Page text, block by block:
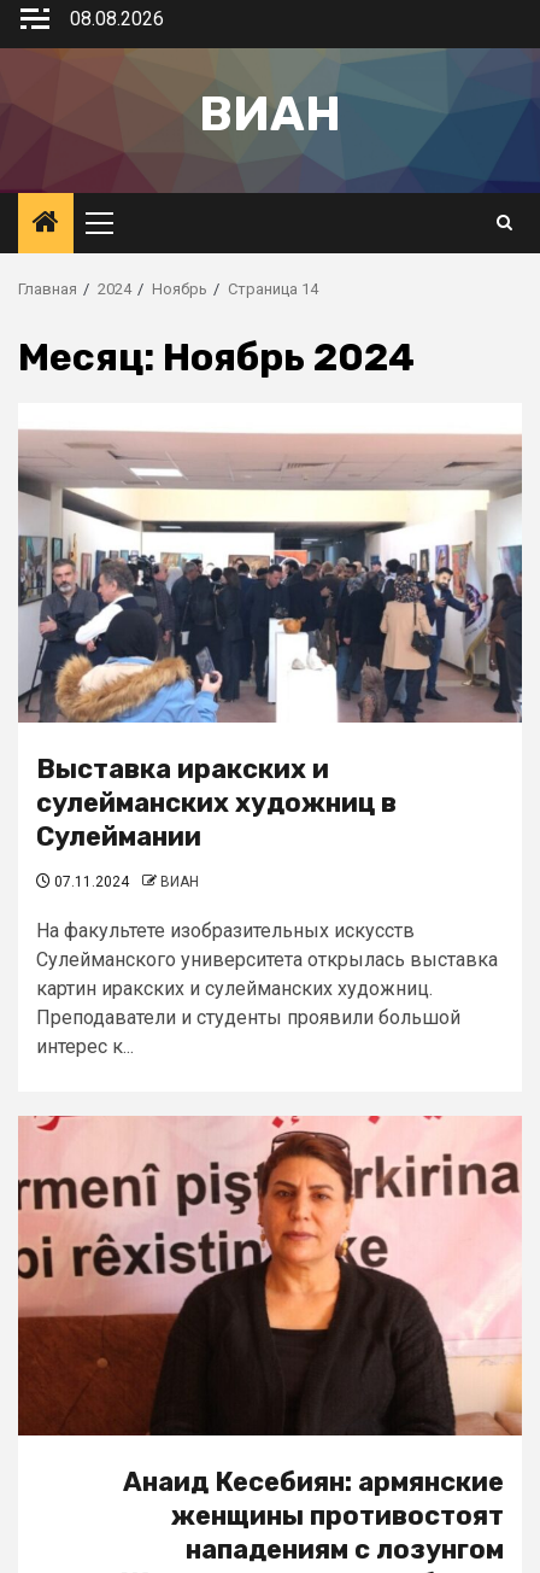
08.08.2026
ВИАН
Главная 2024 Ноябрь Страница 14
Месяц: Ноябрь 2024
Выставка иракских и
сулейманских художниц в
Сулеймании
07.11.2024 ВИАН
На факультете изобразительных искусств
Сулейманского университета открылась выставка
картин иракских и сулейманских художниц.
Преподаватели и студенты проявили большой
интерес к...
Анаид Кесебиян: армянские
женщины противостоят
нападениям с лозунгом